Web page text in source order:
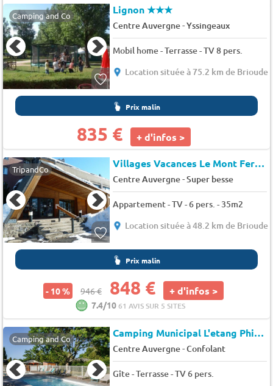
Camping and Co Lignon★★★
Centre Auvergne-Yssingeaux
Mobil home - Terrasse - TV 8 pers.
Location située à 75.2 km de Brioude
Prix malin
835 € + d'infos >
TripandCo Villages Vacances Le Mont Ferrand
Centre Auvergne-Super besse
Appartement - TV - 6 pers. - 35m2
Location située à 48.2 km de Brioude
Prix malin
- 10 % 946 € 848 € + d'infos >
7.4/1061 AVIS SUR 5 SITES
Camping and Co Camping Municipal L'etang Philippe (Saint-Gervais-d'Auvergne à 14 km)
Centre Auvergne-Confolant
Gîte - Terrasse - TV 6 pers.